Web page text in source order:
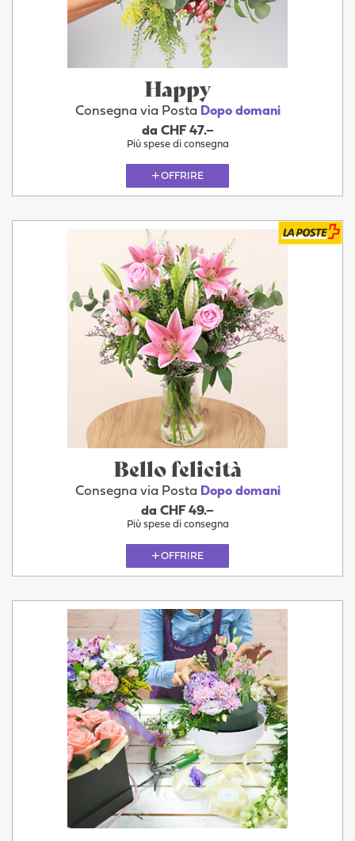
Happy
Consegna via Posta Dopo domani
da CHF 47.–
Più spese di consegna
OFFRIRE
Bello felicità
Consegna via Posta Dopo domani
da CHF 49.–
Più spese di consegna
OFFRIRE